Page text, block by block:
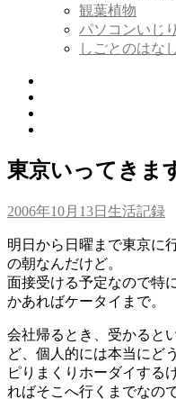
観葉植物
パソコンいじり
しごとのはな
東京いってきま
投
日:
2006年10月13日 カ
ゴ
リ
ー
生活記録
明日から日曜まで東京に
の朝なんだけど。
面接受ける予定なので特
かあればケータイまで。
会社帰るとき、受かると
ど、個人的には本当にど
ピりまくりホーダイする
ればそこへ行くまでなの